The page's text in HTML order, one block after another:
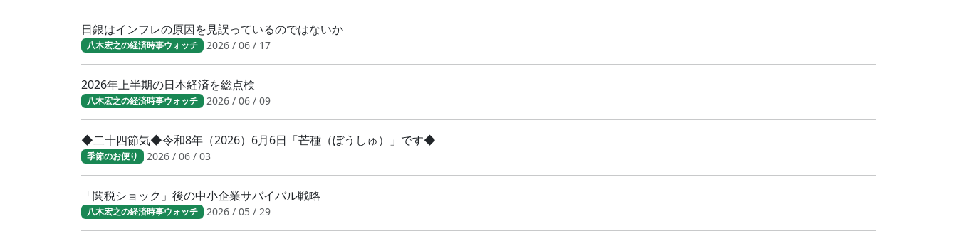
日銀はインフレの原因を見誤っているのではないか
八木宏之の経済時事ウォッチ 2026 / 06 / 17
2026年上半期の日本経済を総点検
八木宏之の経済時事ウォッチ 2026 / 06 / 09
◆二十四節気◆令和8年（2026）6月6日「芒種（ぼうしゅ）」です◆
季節のお便り 2026 / 06 / 03
「関税ショック」後の中小企業サバイバル戦略
八木宏之の経済時事ウォッチ 2026 / 05 / 29